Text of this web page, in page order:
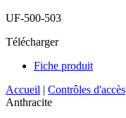
UF-500-503
Télécharger
Fiche produit
Accueil | Contrôles d'accès
Anthracite